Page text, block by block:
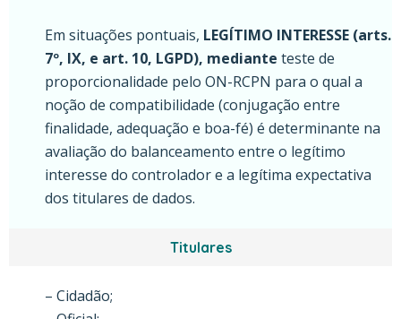
Em situações pontuais, LEGÍTIMO INTERESSE (arts.
7º, IX, e art. 10, LGPD), mediante teste de
proporcionalidade pelo ON-RCPN para o qual a
noção de compatibilidade (conjugação entre
finalidade, adequação e boa-fé) é determinante na
avaliação do balanceamento entre o legítimo
interesse do controlador e a legítima expectativa
dos titulares de dados.
Titulares
– Cidadão;